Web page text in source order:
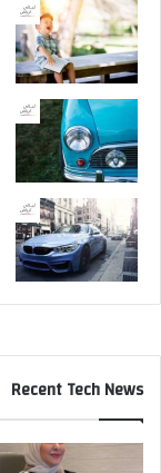
Recent Tech News